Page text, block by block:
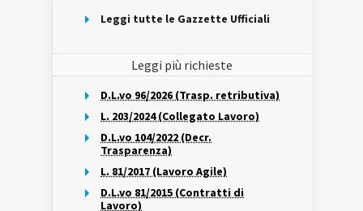
Leggi tutte le Gazzette Ufficiali
Leggi più richieste
D.L.vo 96/2026 (Trasp. retributiva)
L. 203/2024 (Collegato Lavoro)
D.L.vo 104/2022 (Decr.
Trasparenza)
L. 81/2017 (Lavoro Agile)
D.L.vo 81/2015 (Contratti di
Lavoro)